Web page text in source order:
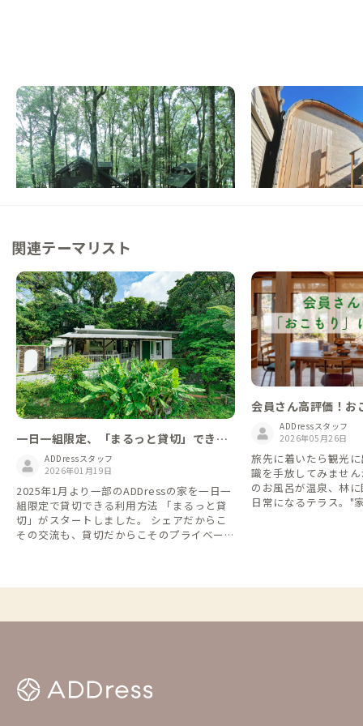
奥霧島A邸
宮崎県 ホテル/旅館
【国立公園内】火山湖のほとりにあるコテー
ジで暮らす
この家からの距離 11km
霧島B邸
鹿児島県 ゲストハウス
【駅徒歩9分】まちな
会いを楽しむ家
この家からの距離 14km
関連テーマリスト
一日一組限定、「まるっと貸切」できる
家
ADDressスタッフ
2026年01月19日
2025年1月より一部のADDressの家を一日一
組限定で貸切できる利用方法 「まるっと貸
切」がスタートしました。 シェアだからこ
その交流も、貸切だからこそのプライベート
し、シーンや気分に合った多様なADDress Li
を必ずご確認の上、ご予約をお願いします。
https://addresslove.notion.site/ADDress-1
会員さん高評価！お
ADDressスタッフ
2026年05月26日
旅先に着いたら観光
識を手放してみませ
のお風呂が温泉、林
日常になるテラス。"